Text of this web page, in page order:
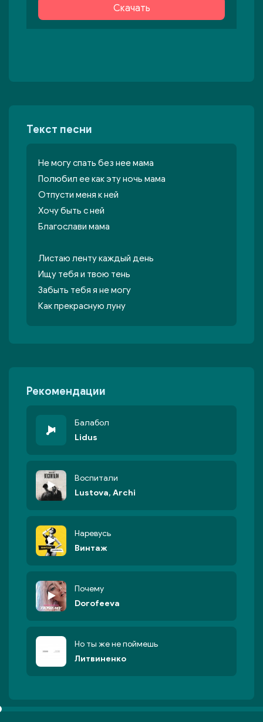
Скачать
Текст песни
Не могу спать без нее мама
Полюбил ее как эту ночь мама
Отпусти меня к ней
Хочу быть с ней
Благослави мама
Листаю ленту каждый день
Ищу тебя и твою тень
Забыть тебя я не могу
Как прекрасную луну
Рекомендации
Балабол
Lidus
Воспитали
Lustova, Archi
Наревусь
Винтаж
Почему
Dorofeeva
Но ты же не поймешь
Литвиненко